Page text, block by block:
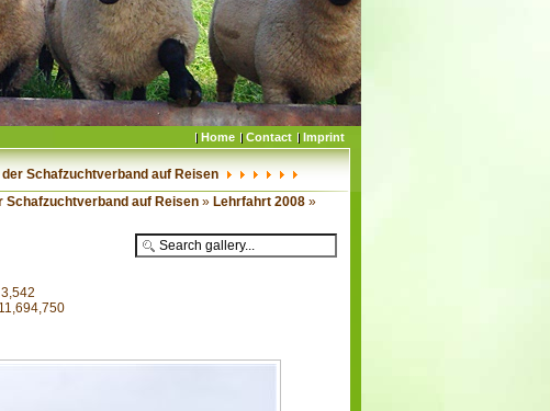
Imprint
Contact
Home
der Schafzuchtverband auf Reisen
Schafzuchtverband auf Reisen » Lehrfahrt 2008 »